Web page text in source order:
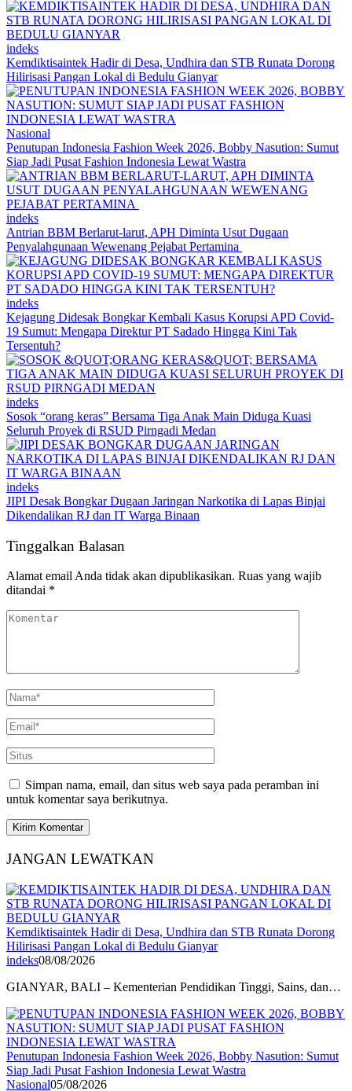
indeks
Kemdiktisaintek Hadir di Desa, Undhira dan STB Runata Dorong
Hilirisasi Pangan Lokal di Bedulu Gianyar
Nasional
Penutupan Indonesia Fashion Week 2026, Bobby Nasution: Sumut
Siap Jadi Pusat Fashion Indonesia Lewat Wastra
indeks
Antrian BBM Berlarut-larut, APH Diminta Usut Dugaan
Penyalahgunaan Wewenang Pejabat Pertamina
indeks
Kejagung Didesak Bongkar Kembali Kasus Korupsi APD Covid-
19 Sumut: Mengapa Direktur PT Sadado Hingga Kini Tak
Tersentuh?
indeks
Sosok “orang keras” Bersama Tiga Anak Main Diduga Kuasi
Seluruh Proyek di RSUD Pirngadi Medan
indeks
JIPI Desak Bongkar Dugaan Jaringan Narkotika di Lapas Binjai
Dikendalikan RJ dan IT Warga Binaan
Tinggalkan Balasan
Alamat email Anda tidak akan dipublikasikan. Ruas yang wajib
ditandai *
Simpan nama, email, dan situs web saya pada peramban ini
untuk komentar saya berikutnya.
JANGAN LEWATKAN
Kemdiktisaintek Hadir di Desa, Undhira dan STB Runata Dorong
Hilirisasi Pangan Lokal di Bedulu Gianyar
indeks08/08/2026
GIANYAR, BALI – Kementerian Pendidikan Tinggi, Sains, dan…
Penutupan Indonesia Fashion Week 2026, Bobby Nasution: Sumut
Siap Jadi Pusat Fashion Indonesia Lewat Wastra
Nasional05/08/2026